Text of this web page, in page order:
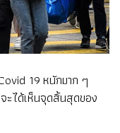
19 หนักมาก ๆ
ะได้เห็นจุดสิ้นสุดของ